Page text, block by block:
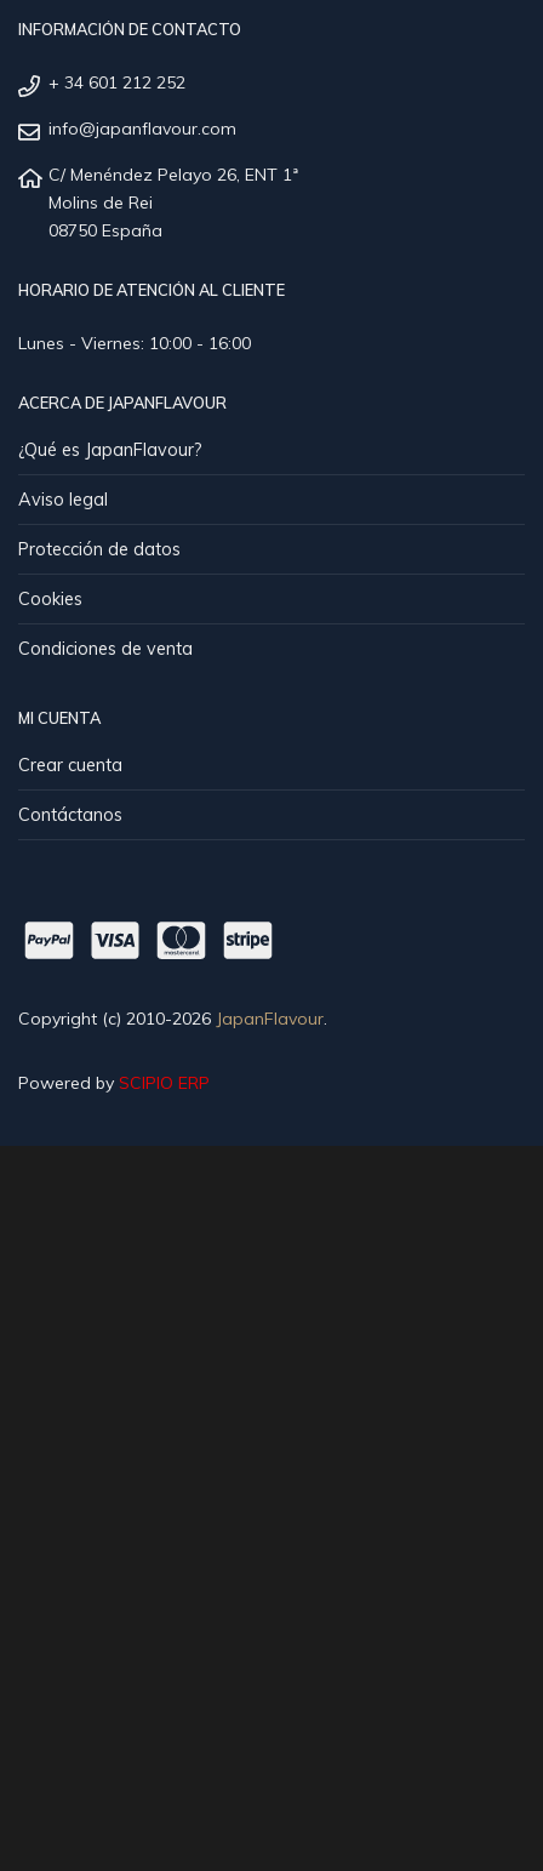
INFORMACIÓN DE CONTACTO
+ 34 601 212 252
info@japanflavour.com
C/ Menéndez Pelayo 26, ENT 1ª
Molins de Rei
08750 España
HORARIO DE ATENCIÓN AL CLIENTE
Lunes - Viernes: 10:00 - 16:00
ACERCA DE JAPANFLAVOUR
¿Qué es JapanFlavour?
Aviso legal
Protección de datos
Cookies
Condiciones de venta
MI CUENTA
Crear cuenta
Contáctanos
Copyright (c) 2010-2026 JapanFlavour.
Powered by SCIPIO ERP